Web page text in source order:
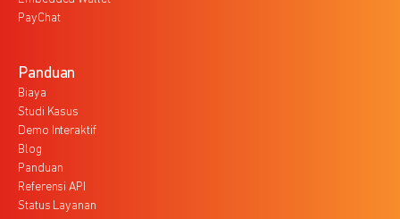
PayChat
Panduan
Biaya
Studi Kasus
Demo Interaktif
Blog
Panduan
Referensi API
Status Layanan